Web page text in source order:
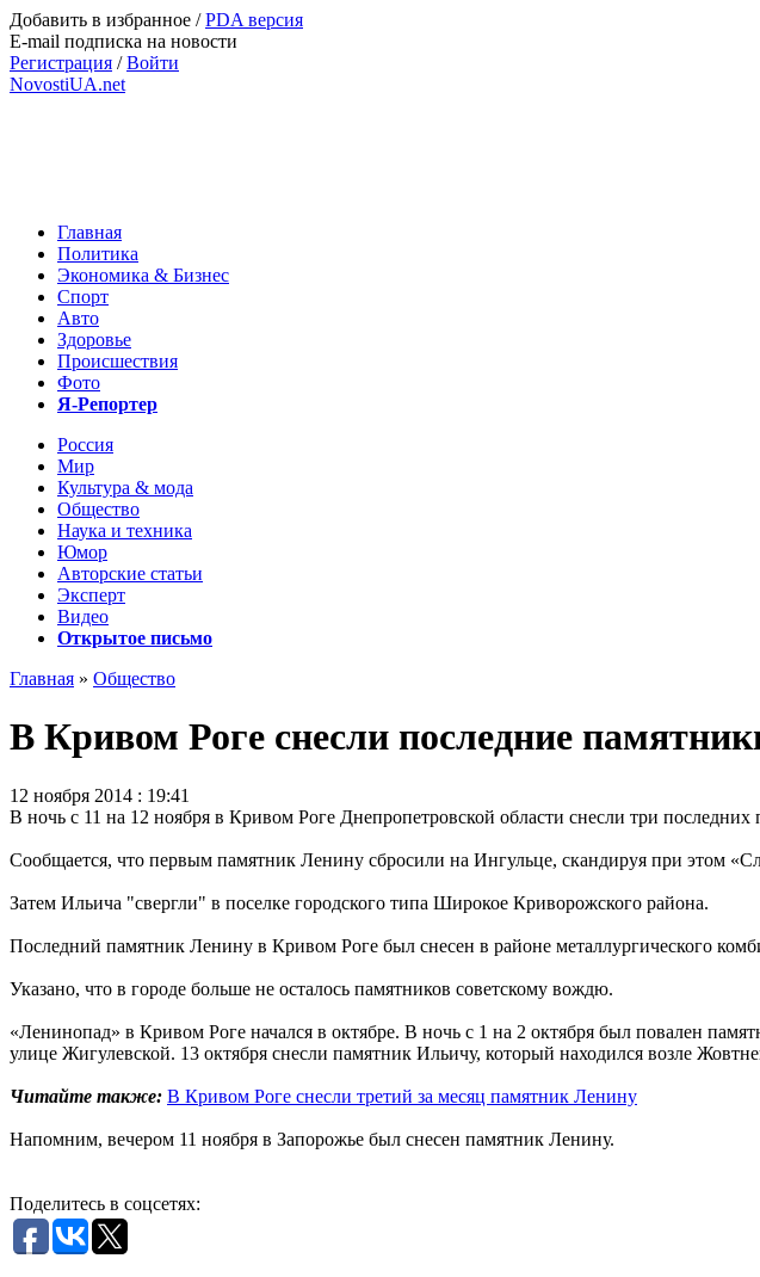
Добавить в избранное /PDA версия
E-mail подписка на новости
Регистрация /Войти
NovostiUA.net
Главная
Политика
Экономика & Бизнес
Спорт
Авто
Здоровье
Происшествия
Фото
Я-Репортер
Россия
Мир
Культура & мода
Общество
Наука и техника
Юмор
Авторские статьи
Эксперт
Видео
Открытое письмо
Главная » Общество
В Кривом Роге снесли последние
12 ноября 2014 : 19:41
В ночь с 11 на 12 ноября в Кривом Роге Днепропетровской области снесли три
Сообщается, что первым памятник Ленину сбросили на Ингульце, скандируя при этом
Затем Ильича "свергли" в поселке городского типа Широкое Криворожского района.
Последний памятник Ленину в Кривом Роге был снесен в районе металлургического
Указано, что в городе больше не осталось памятников советскому вождю.
«Ленинопад» в Кривом Роге начался в октябре. В ночь с 1 на 2 октября был повален
улице Жигулевской. 13 октября снесли памятник Ильичу, который находился возле
Читайте также: В Кривом Роге снесли третий за месяц памятник Ленину
Напомним, вечером 11 ноября в Запорожье был снесен памятник Ленину.
Поделитесь в соцсетях: